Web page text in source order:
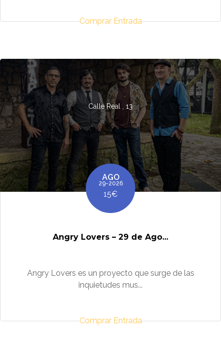
Calle Real , 13
AGO
29-2026
15€
Angry Lovers – 29 de Ago...
Angry Lovers es un proyecto que surge de las
inquietudes mus...
Comprar Entrada
Comprar Entrada